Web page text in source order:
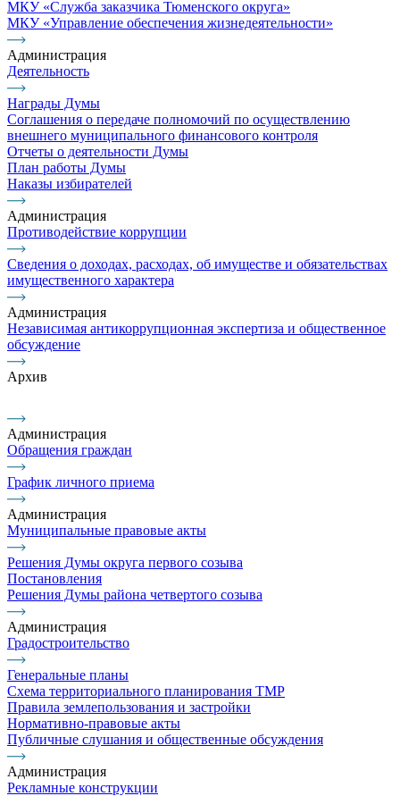
МКУ «Служба заказчика Тюменского округа»
МКУ «Управление обеспечения жизнедеятельности»
Администрация
Деятельность
Награды Думы
Соглашения о передаче полномочий по осуществлению
внешнего муниципального финансового контроля
Отчеты о деятельности Думы
План работы Думы
Наказы избирателей
Администрация
Противодействие коррупции
Сведения о доходах, расходах, об имуществе и обязательствах
имущественного характера
Администрация
Независимая антикоррупционная экспертиза и общественное
обсуждение
Архив
Администрация
Обращения граждан
График личного приема
Администрация
Муниципальные правовые акты
Решения Думы округа первого созыва
Постановления
Решения Думы района четвертого созыва
Администрация
Градостроительство
Генеральные планы
Схема территориального планирования ТМР
Правила землепользования и застройки
Нормативно-правовые акты
Публичные слушания и общественные обсуждения
Администрация
Рекламные конструкции